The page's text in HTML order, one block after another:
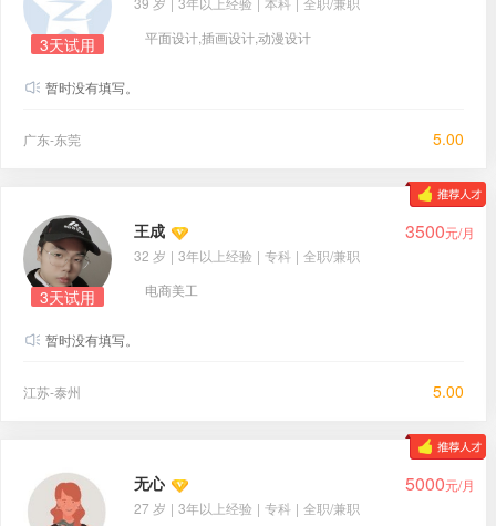
3天试用
平面设计,插画设计,动漫设计
暂时没有填写。
广东-东莞 5.00
3天试用
王成 3500元/月
32 岁 | 3年以上经验 | 专科 | 全职/兼职
电商美工
暂时没有填写。
江苏-泰州 5.00
无心 5000元/月
27 岁 | 3年以上经验 | 专科 | 全职/兼职